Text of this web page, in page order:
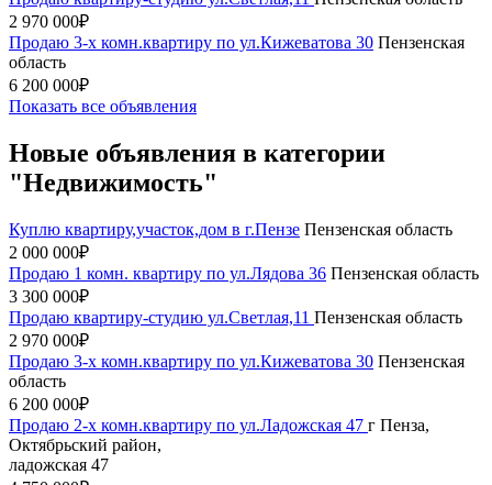
2 970 000₽
Продаю 3-х комн.квартиру по ул.Кижеватова 30 Пензенская
область
6 200 000₽
Показать все объявления
Новые объявления в категории
"Недвижимость"
Куплю квартиру,участок,дом в г.Пензе Пензенская область
2 000 000₽
Продаю 1 комн. квартиру по ул.Лядова 36 Пензенская область
3 300 000₽
Продаю квартиру-студию ул.Светлая,11 Пензенская область
2 970 000₽
Продаю 3-х комн.квартиру по ул.Кижеватова 30 Пензенская
область
6 200 000₽
Продаю 2-х комн.квартиру по ул.Ладожская 47 г Пенза,
Октябрьский район,
ладожская 47